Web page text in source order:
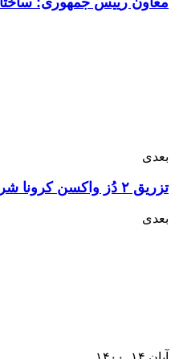
بعدی
تزریق ۲ دُز واکسن کرونا شرط اعزام به خدمت
بعدی